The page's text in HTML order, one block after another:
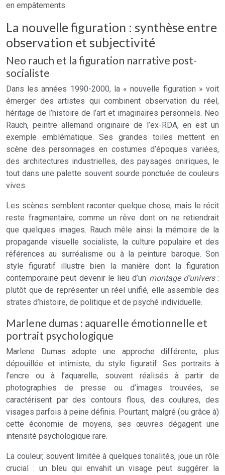
en empâtements.
La nouvelle figuration : synthèse entre
observation et subjectivité
Neo rauch et la figuration narrative post-
socialiste
Dans les années 1990-2000, la « nouvelle figuration » voit
émerger des artistes qui combinent observation du réel,
héritage de l’histoire de l’art et imaginaires personnels. Neo
Rauch, peintre allemand originaire de l’ex-RDA, en est un
exemple emblématique. Ses grandes toiles mettent en
scène des personnages en costumes d’époques variées,
des architectures industrielles, des paysages oniriques, le
tout dans une palette souvent sourde ponctuée de couleurs
vives.
Les scènes semblent raconter quelque chose, mais le récit
reste fragmentaire, comme un rêve dont on ne retiendrait
que quelques images. Rauch mêle ainsi la mémoire de la
propagande visuelle socialiste, la culture populaire et des
références au surréalisme ou à la peinture baroque. Son
style figuratif illustre bien la manière dont la figuration
contemporaine peut devenir le lieu d’un montage d’univers:
plutôt que de représenter un réel unifié, elle assemble des
strates d’histoire, de politique et de psyché individuelle.
Marlene dumas : aquarelle émotionnelle et
portrait psychologique
Marlene Dumas adopte une approche différente, plus
dépouillée et intimiste, du style figuratif. Ses portraits à
l’encre ou à l’aquarelle, souvent réalisés à partir de
photographies de presse ou d’images trouvées, se
caractérisent par des contours flous, des coulures, des
visages parfois à peine définis. Pourtant, malgré (ou grâce à)
cette économie de moyens, ses œuvres dégagent une
intensité psychologique rare.
La couleur, souvent limitée à quelques tonalités, joue un rôle
crucial : un bleu qui envahit un visage peut suggérer la